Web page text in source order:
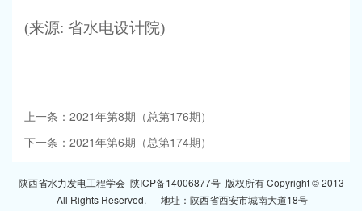
(来源: 省水电设计院)
上一条：2021年第8期（总第176期）
下一条：2021年第6期（总第174期）
陕西省水力发电工程学会 陕ICP备14006877号版权所有 Copyright © 2013
All Rights Reserved. 地址：陕西省西安市城南大道18号